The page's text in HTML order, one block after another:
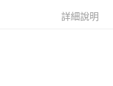
詳細說明